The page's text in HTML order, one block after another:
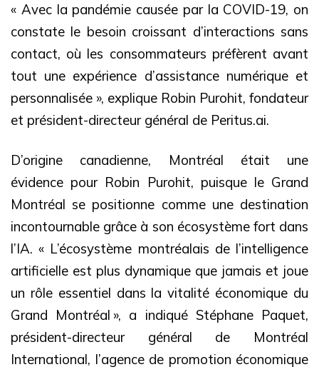
« Avec la pandémie causée par la COVID-19, on
constate le besoin croissant d’interactions sans
contact, où les consommateurs préfèrent avant
tout une expérience d’assistance numérique et
personnalisée », explique Robin Purohit, fondateur
et président-directeur général de Peritus.ai.
D’origine canadienne, Montréal était une
évidence pour Robin Purohit, puisque le Grand
Montréal se positionne comme une destination
incontournable grâce à son écosystème fort dans
l’IA. « L’écosystème montréalais de l’intelligence
artificielle est plus dynamique que jamais et joue
un rôle essentiel dans la vitalité économique du
Grand Montréal », a indiqué Stéphane Paquet,
président-directeur général de Montréal
International, l’agence de promotion économique